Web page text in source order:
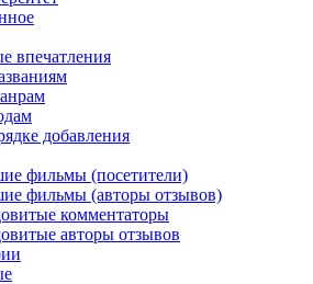
впечатления
добавления
фильмы (посетители)
фильмы (авторы отзывов)
комментаторы
авторы отзывов